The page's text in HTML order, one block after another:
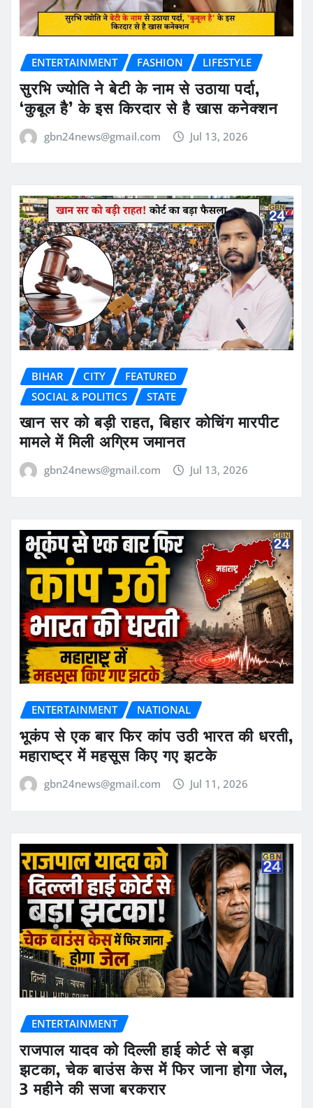
ENTERTAINMENT FASHION LIFESTYLE
सुरभि ज्योति ने बेटी के नाम से उठाया पर्दा,
‘कुबूल है’ के इस किरदार से है खास कनेक्शन
gbn24news@gmail.com Jul 13, 2026
BIHAR CITY
FEATURED
SOCIAL & POLITICS
STATE
खान सर को बड़ी राहत, बिहार कोचिंग मारपीट
मामले में मिली अग्रिम जमानत
gbn24news@gmail.com Jul 13, 2026
ENTERTAINMENT NATIONAL
भूकंप से एक बार फिर कांप उठी भारत की धरती,
महाराष्ट्र में महसूस किए गए झटके
gbn24news@gmail.com Jul 11, 2026
ENTERTAINMENT
राजपाल यादव को दिल्ली हाई कोर्ट से बड़ा
झटका, चेक बाउंस केस में फिर जाना होगा जेल,
3 महीने की सजा बरकरार